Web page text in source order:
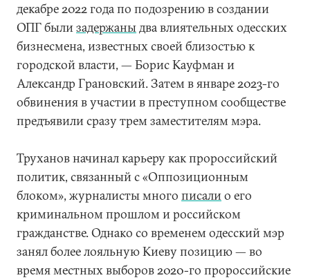
декабре 2022 года по подозрению в создании
ОПГ былизадержаныдва влиятельных одесских
бизнесмена, известных своей близостью к
городской власти, — Борис Кауфман и
Александр Грановский. Затем в январе 2023-го
обвинения в участии в преступном сообществе
предъявили сразу трем заместителям мэра.
Труханов начинал карьеру как пророссийский
политик, связанный с «Оппозиционным
блоком», журналисты много писалио его
криминальном прошлом и российском
гражданстве. Однако со временем одесский мэр
занял более лояльную Киеву позицию — во
время местных выборов 2020-го пророссийские